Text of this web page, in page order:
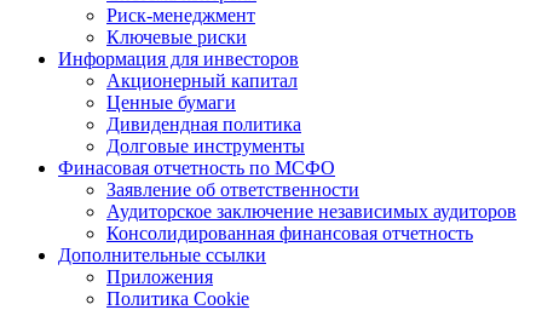
Риск-менеджмент
Ключевые риски
Информация для инвесторов
Акционерный капитал
Ценные бумаги
Дивидендная политика
Долговые инструменты
Финасовая отчетность по МСФО
Заявление об ответственности
Аудиторское заключение независимых аудиторов
Консолидированная финансовая отчетность
Дополнительные ссылки
Приложения
Политика Cookie